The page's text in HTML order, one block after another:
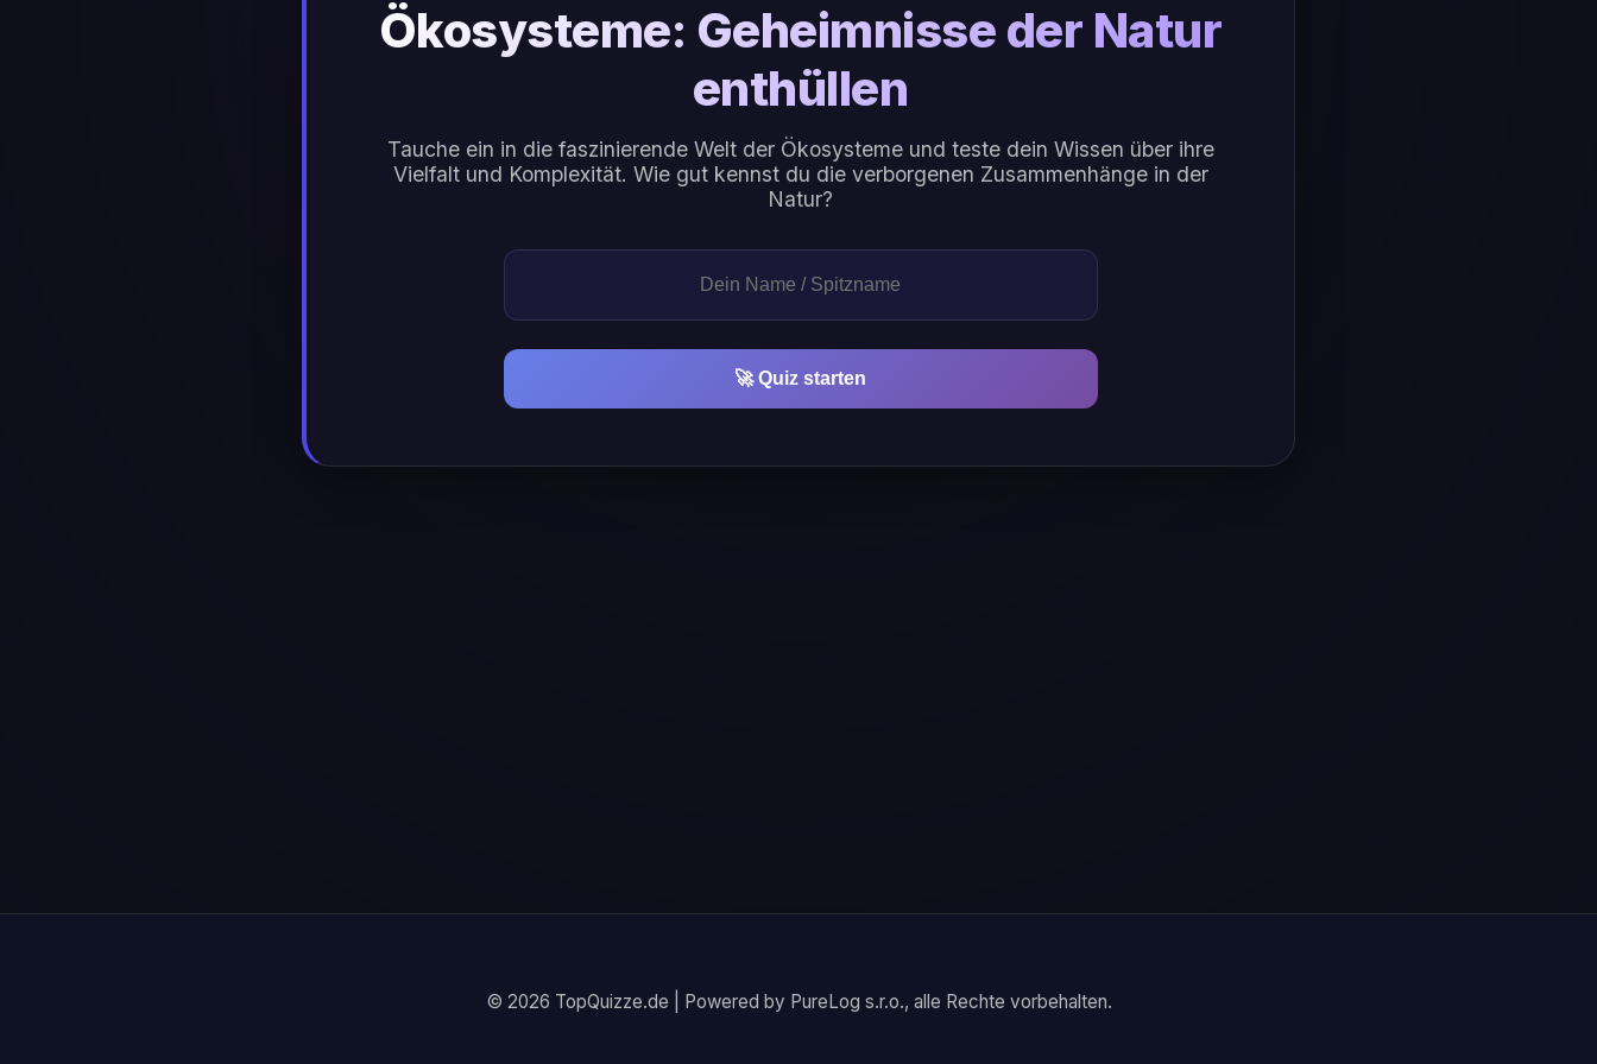
Ökosysteme: Geheimnisse der Natur
enthüllen
Tauche ein in die faszinierende Welt der Ökosysteme und teste dein Wissen über ihre
Vielfalt und Komplexität. Wie gut kennst du die verborgenen Zusammenhänge in der
Natur?
🚀 Quiz starten
© 2026 TopQuizze.de | Powered by PureLog s.r.o., alle Rechte vorbehalten.